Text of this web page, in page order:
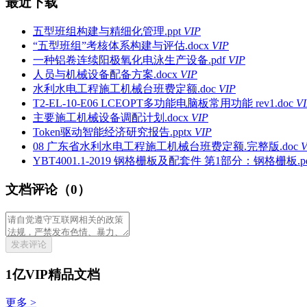
五型班组构建与精细化管理.ppt VIP
“五型班组”考核体系构建与评估.docx VIP
一种铝卷连续阳极氧化电泳生产设备.pdf VIP
人员与机械设备配备方案.docx VIP
水利水电工程施工机械台班费定额.doc VIP
T2-EL-10-E06 LCEOPT多功能电脑板常用功能 rev1.doc
主要施工机械设备调配计划.docx VIP
Token驱动智能经济研究报告.pptx VIP
08 广东省水利水电工程施工机械台班费定额.完整版.doc
YBT4001.1-2019 钢格栅板及配套件 第1部分：钢格栅板
文档评论（0）
发表评论
1亿VIP精品文档
更多 >